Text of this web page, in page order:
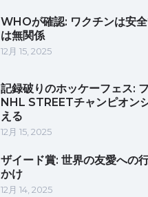
WHOが確認: ワクチンは安
は無関係
12月 15, 2025
記録破りのホッケーフェス:
NHL STREETチャンピオン
える
12月 15, 2025
ザイード賞: 世界の友愛への
かけ
12月 14, 2025